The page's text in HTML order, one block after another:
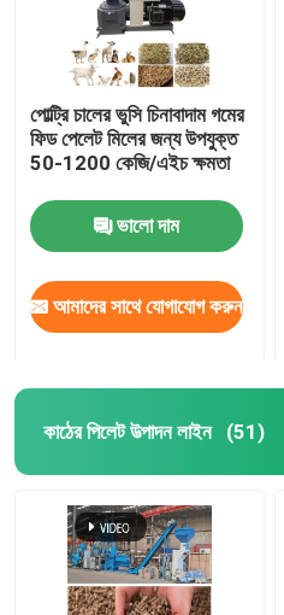
পোল্ট্রি চালের ভুসি চিনাবাদাম গমের
ফিড পেলেট মিলের জন্য উপযুক্ত
50-1200 কেজি/এইচ ক্ষমতা
ভালো দাম
আমাদের সাথে যোগাযোগ করুন
কাঠের পিলেট উত্পাদন লাইন (51)